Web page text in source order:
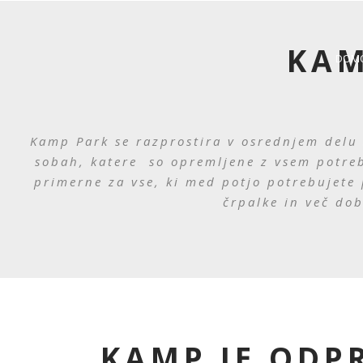
Kamp Park se razprostira v osrednjem
sobah, katere so opremljene z vsem
primerne za vse, ki med potjo
črpalke in več